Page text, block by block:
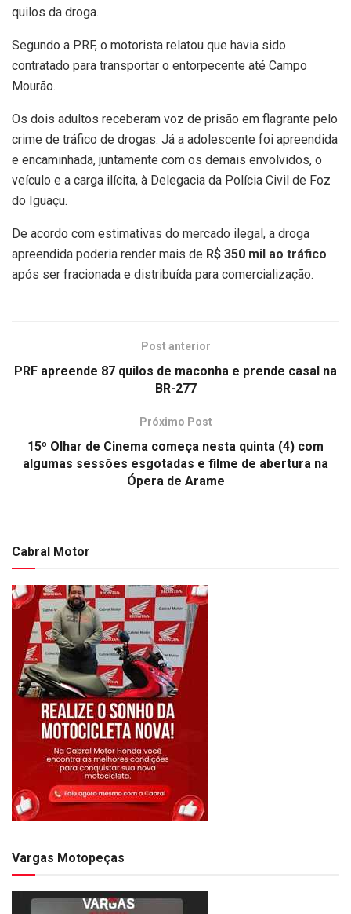
quilos da droga.
Segundo a PRF, o motorista relatou que havia sido
contratado para transportar o entorpecente até Campo
Mourão.
Os dois adultos receberam voz de prisão em flagrante pelo
crime de tráfico de drogas. Já a adolescente foi apreendida
e encaminhada, juntamente com os demais envolvidos, o
veículo e a carga ilícita, à Delegacia da Polícia Civil de Foz
do Iguaçu.
De acordo com estimativas do mercado ilegal, a droga
apreendida poderia render mais de R$ 350 mil ao tráfico
após ser fracionada e distribuída para comercialização.
Post anterior
PRF apreende 87 quilos de maconha e prende casal na
BR-277
Próximo Post
15º Olhar de Cinema começa nesta quinta (4) com
algumas sessões esgotadas e filme de abertura na
Ópera de Arame
Cabral Motor
Vargas Motopeças